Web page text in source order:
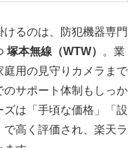
けるのは、防犯機器専門
塚本無線（WTW）
。業
用の見守りカメラまで
サポート体制もしっか
は「手頃な価格」「設
高く評価され、楽天ラ